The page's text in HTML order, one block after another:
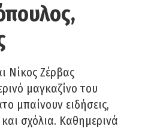
Νίκος Ζέρβας
μαγκαζίνο του
μπαίνουν ειδήσεις,
σχόλια. Καθημερινά